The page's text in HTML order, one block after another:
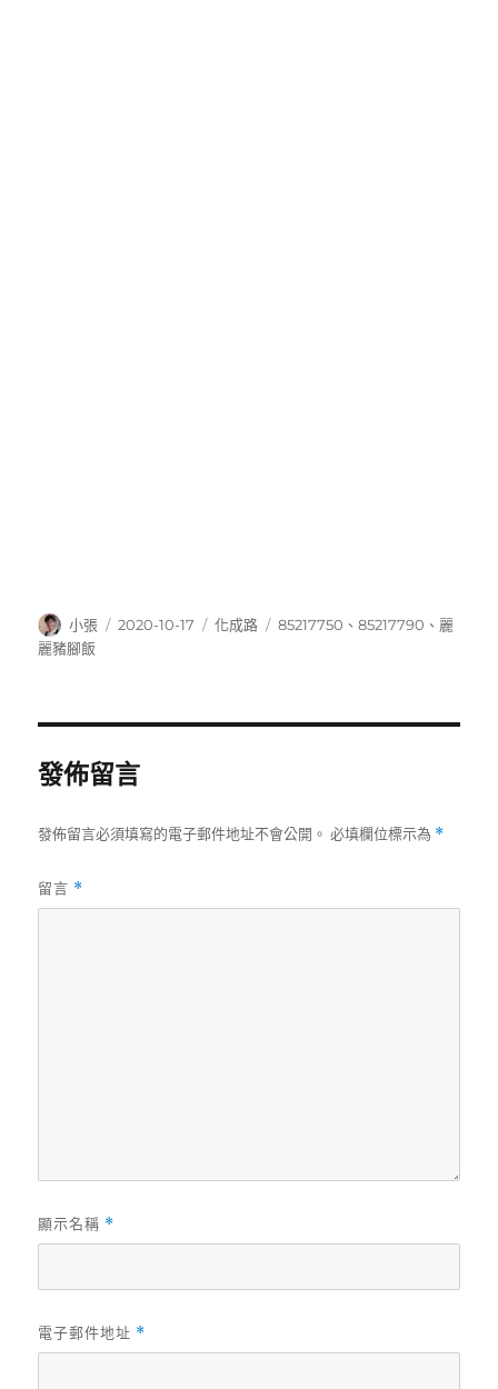
作
者
小張
發
2020-10-17
分
化成路
標
85217750 、85217790 、 麗
麗豬腳飯
發佈留言
發佈留言必須填寫的電子郵件地址不會公開。 必填欄位標示為 *
留言 *
顯示名稱 *
電子郵件地址 *